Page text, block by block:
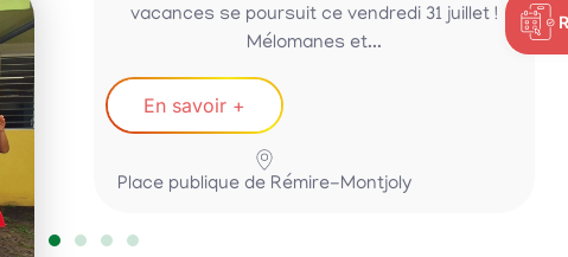
vacances se poursuit ce vendredi 31 juillet !
Mélomanes et...
En savoir +
Place publique de Rémire-Montjoly